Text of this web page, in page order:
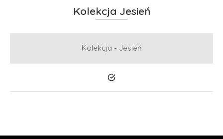
Kolekcja Jesień
Kolekcja - Jesień
Tak